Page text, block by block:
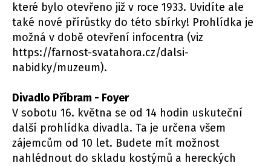
které bylo otevřeno již v roce 1933. Uvidíte ale
také nové přírůstky do této sbírky! Prohlídka je
možná v době otevření infocentra (viz
https://farnost-svatahora.cz/dalsi-
nabidky/muzeum).
Divadlo Příbram - Foyer
V sobotu 16. května se od 14 hodin uskuteční
další prohlídka divadla. Ta je určena všem
zájemcům od 10 let. Budete mít možnost
nahlédnout do skladu kostýmů a hereckých